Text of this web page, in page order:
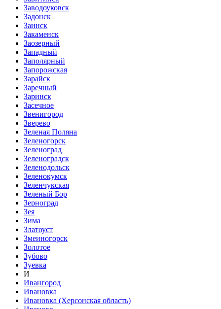
Заводоуковск
Задонск
Заинск
Закаменск
Заозерный
Западный
Заполярный
Запорожская
Зарайск
Заречный
Заринск
Засечное
Звенигород
Зверево
Зеленая Поляна
Зеленогорск
Зеленоград
Зеленоградск
Зеленодольск
Зеленокумск
Зеленчукская
Зеленый Бор
Зерноград
Зея
Зима
Златоуст
Змеиногорск
Золотое
Зубово
Зуевка
И
Ивангород
Ивановка
Ивановка (Херсонская область)